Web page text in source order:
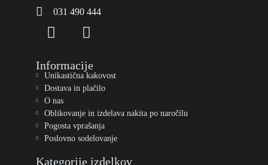
031 490 444
Informacije
Unikastična kakovost
Dostava in plačilo
O nas
Oblikovanje in izdelava nakita po naročilu
Pogosta vprašanja
Poslovno sodelovanje
Kategorije izdelkov